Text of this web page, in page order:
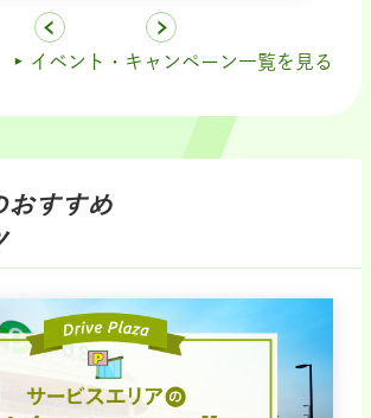
イベント・キャンペーン一覧を見る
おすすめ